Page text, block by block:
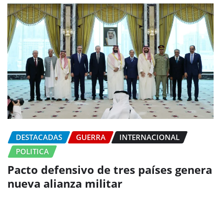
DESTACADAS GUERRA
INTERNACIONAL
POLITICA
Pacto defensivo de tres países genera
nueva alianza militar